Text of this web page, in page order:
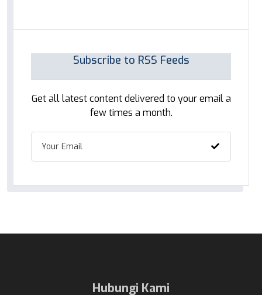
Subscribe to RSS Feeds
Get all latest content delivered to your email a
few times a month.
Hubungi Kami